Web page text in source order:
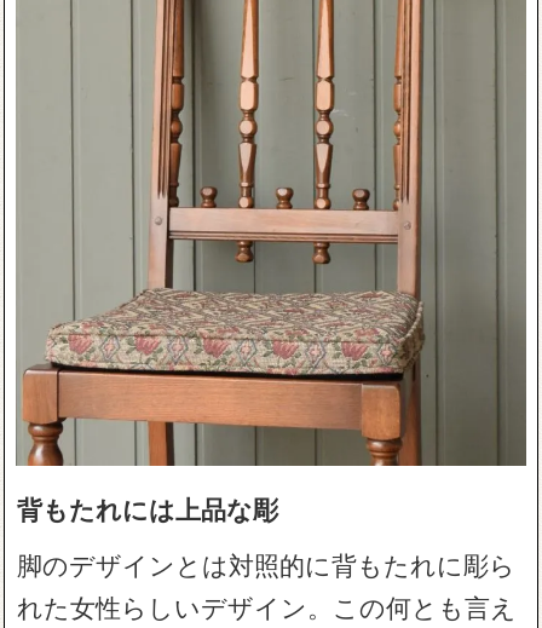
背もたれには上品な彫
脚のデザインとは対照的に背もたれに彫ら
れた女性らしいデザイン。この何とも言え